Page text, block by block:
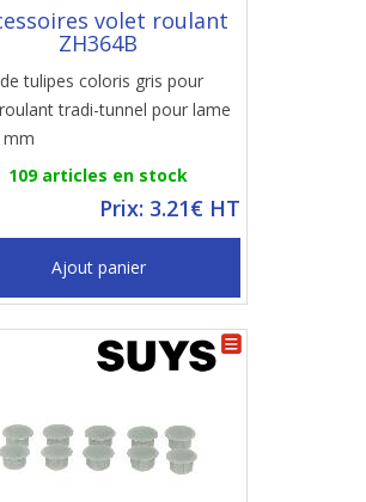
volet roulant
ZH364B
tulipes coloris gris pour
tradi-tunnel pour lame
mm
109 articles en stock
Prix: 3.21€ HT
Ajout panier